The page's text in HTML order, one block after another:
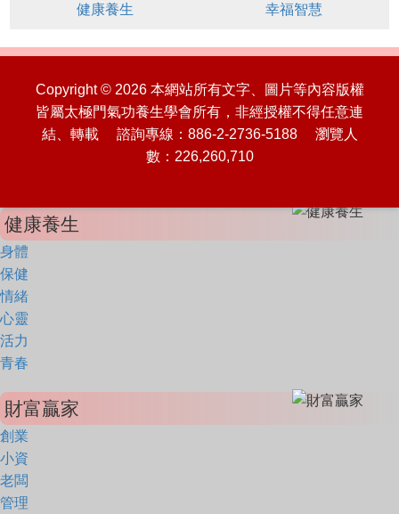
健康養生 幸福智慧
Copyright © 2026 本網站所有文字、圖片等內容版權
皆屬太極門氣功養生學會所有，非經授權不得任意連
結、轉載 諮詢專線：886-2-2736-5188 瀏覽人
數：226,260,710
健康養生
身體
保健
情緒
心靈
活力
青春
財富贏家
創業
小資
老闆
管理